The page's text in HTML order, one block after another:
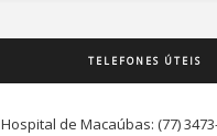
TELEFONES ÚTEIS
Hospital de Macaúbas: (77)